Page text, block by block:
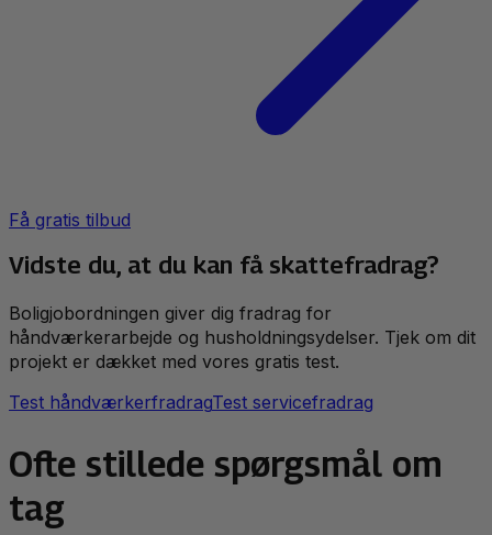
Få gratis tilbud
Vidste du, at du kan få skattefradrag?
Boligjobordningen giver dig fradrag for
håndværkerarbejde og husholdningsydelser. Tjek om dit
projekt er dækket med vores gratis test.
Test håndværkerfradragTest servicefradrag
Ofte stillede spørgsmål om
tag